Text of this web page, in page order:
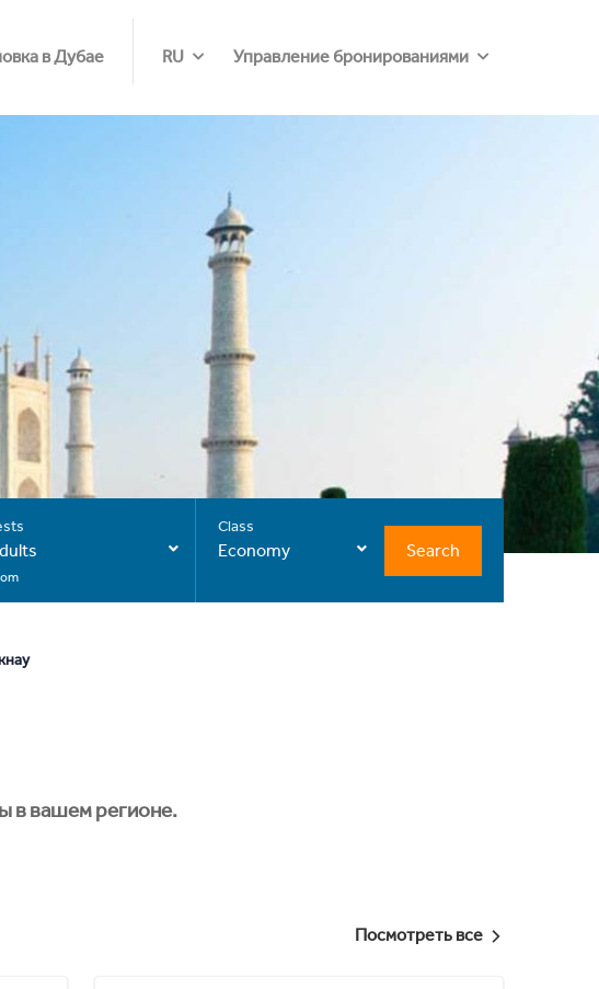
в Дубае RU Управление бронированиями
Class
Economy Search
в вашем регионе.
Посмотреть все